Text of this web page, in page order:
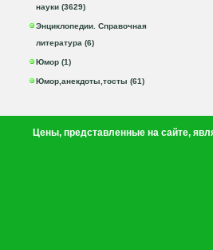
науки (3629)
Энциклопедии. Справочная
литература (6)
Юмор (1)
Юмор,анекдоты,тосты (61)
Цены, представленные на сайте,